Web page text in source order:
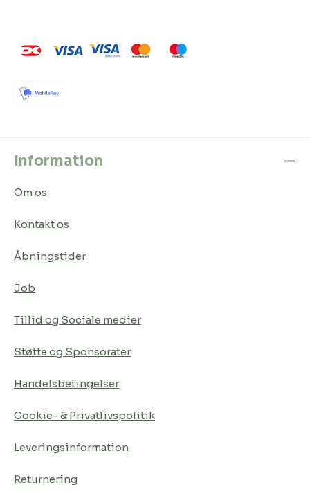
Information
Om os
Kontakt os
Åbningstider
Job
Tillid og Sociale medier
Støtte og Sponsorater
Handelsbetingelser
Cookie- & Privatlivspolitik
Leveringsinformation
Returnering